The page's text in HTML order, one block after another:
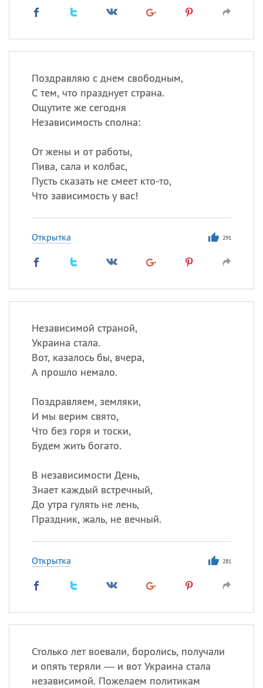
Поздравляю с днем свободным,
С тем, что празднует страна.
Ощутите же сегодня
Независимость сполна:
От жены и от работы,
Пива, сала и колбас,
Пусть сказать не смеет кто-то,
Что зависимость у вас!
Открытка 291
Независимой страной,
Украина стала.
Вот, казалось бы, вчера,
А прошло немало.
Поздравляем, земляки,
И мы верим свято,
Что без горя и тоски,
Будем жить богато.
В независимости День,
Знает каждый встречный,
До утра гулять не лень,
Праздник, жаль, не вечный.
Открытка 281
Столько лет воевали, боролись, получали
и опять теряли — и вот Украина стала
независимой. Пожелаем политикам